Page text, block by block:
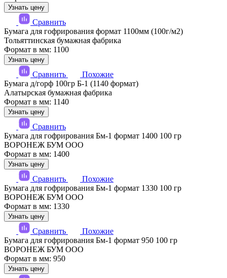
Узнать цену
Сравнить
Бумага для гофрирования формат 1100мм (100г/м2)
Тольяттинская бумажная фабрика
Формат в мм: 1100
Узнать цену
Сравнить
Похожие
Бумага д/горф 100гр Б-1 (1140 формат)
Алатырская бумажная фабрика
Формат в мм: 1140
Узнать цену
Сравнить
Бумага для гофрирования Бм-1 формат 1400 100 гр
ВОРОНЕЖ БУМ ООО
Формат в мм: 1400
Узнать цену
Сравнить
Похожие
Бумага для гофрирования Бм-1 формат 1330 100 гр
ВОРОНЕЖ БУМ ООО
Формат в мм: 1330
Узнать цену
Сравнить
Похожие
Бумага для гофрирования Бм-1 формат 950 100 гр
ВОРОНЕЖ БУМ ООО
Формат в мм: 950
Узнать цену